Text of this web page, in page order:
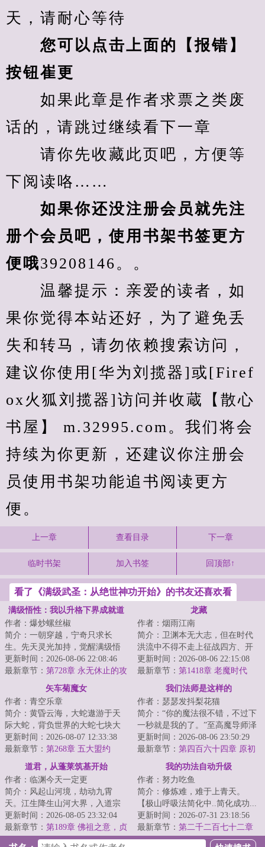
天，请耐心等待
您可以点击上面的【报错】
按钮崔更
如果此章是作者求票之类废
话的，请跳过继续看下一章
请你先收藏此页吧，方便等
下阅读咯……
如果你还没注册会员就先注
册个会员吧，使用书架书签更方
便哦39208146。。
温馨提示：亲爱的读者，如
果你觉得本站还好，为了避免丢
失和转马，请勿依赖搜索访问，
建议你使用[华为刘揽器]或[Firef
ox火狐刘揽器]访问并收蔵【散心
书屋】 m.32995.com。我们将会
持续为你更新，还建议你注册会
员使用书架功能追书阅读更方
便。
上一章 查看目录 下一章
临时书架 加入书签 回顶部↑
看了《满级武圣：从绝世神功开始》的书友还喜欢看
满级悟性：我以升格下界成就道
祖
作者：爆炒螺丝椒
简介：一朝穿越，宁奇只求长
生。先天灵光加持，觉醒满级悟
性。自此。宁奇低调修行，不无
敌不出山。阅万经...
更新时间：2026-08-06 22:08:46
最新章节： 第728章 永无休止的攻
龙藏
作者：烟雨江南
简介：卫渊本无大志，但在时代
洪流中不得不走上征战四方、开
疆辟土之路，直至关山踏尽，未
曾白头。不正经...
更新时间：2026-08-06 22:15:08
最新章节： 第1418章 老魔时代
矢车菊魔女
作者：青空乐章
简介：黄昏云海，大蛇遨游于天
际大蛇，背负世界的大蛇七块大
陆于蛇背之上起伏，亿万生灵随
之于云海飘摇这...
更新时间：2026-08-07 12:33:38
最新章节： 第268章 五大盟约
我们法师是这样的
作者：瑟瑟发抖梨花猫
简介：“你的魔法很不错，不过下
一秒就是我的了。”至高魔导师泽
利尔。穿越到剑与魔法的异世
界，泽利尔获...
更新时间：2026-08-06 23:50:29
最新章节： 第四百六十四章 原初
道君，从蓬莱筑基开始
作者：临渊今天一定更
简介：风起山河境，劫动九霄
天。江生降生山河大界，入道宗
蓬莱，八岁许道、四载识文、六
载春秋已天道筑基...
更新时间：2026-08-05 23:32:04
最新章节： 第189章 佛祖之意，贞
我的功法自动升级
作者：努力吃鱼
简介：修炼难，难于上青天。
【极山呼吸法简化中..简化成功...
极山呼吸法→呼吸!】陈斐深吸了
一口气。【极...
更新时间：2026-07-31 23:18:56
最新章节： 第二千二百七十二章
至强者